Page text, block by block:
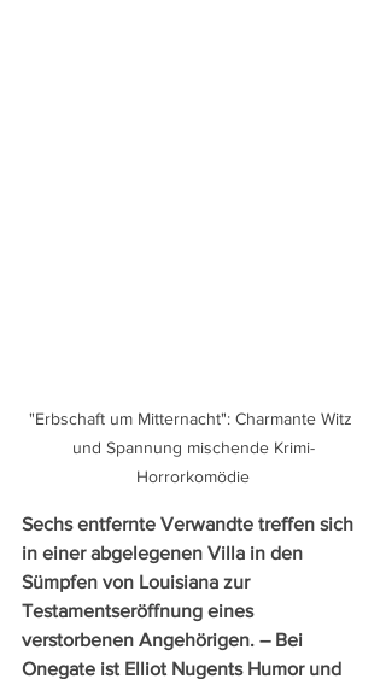
"Erbschaft um Mitternacht": Charmante Witz
und Spannung mischende Krimi-
Horrorkomödie
Sechs entfernte Verwandte treffen sich
in einer abgelegenen Villa in den
Sümpfen von Louisiana zur
Testamentseröffnung eines
verstorbenen Angehörigen. – Bei
Onegate ist Elliot Nugents Humor und